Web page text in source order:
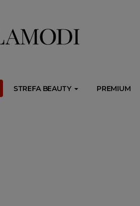
STREFA BEAUTY PREMIUM